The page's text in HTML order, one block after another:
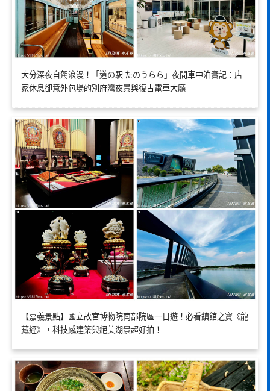
大分深夜自駕浪漫！「道の駅 たのうらら」夜間車中泊實記：店
家休息卻意外包場的別府灣夜景與復古電車大廳
【嘉義景點】國立故宮博物院南部院區一日遊！必看鎮館之寶《龍
藏經》，科技感建築與絕美湖景超好拍！